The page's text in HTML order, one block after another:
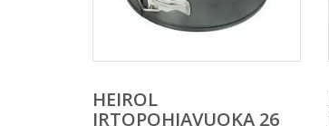
HEIROL
IRTOPOHJAVUOKA 26